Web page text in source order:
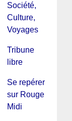
Société,
Culture,
Voyages
Tribune
libre
Se repérer
sur Rouge
Midi